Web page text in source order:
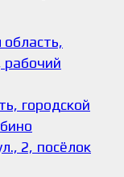
рабочий
городской
2, посёлок